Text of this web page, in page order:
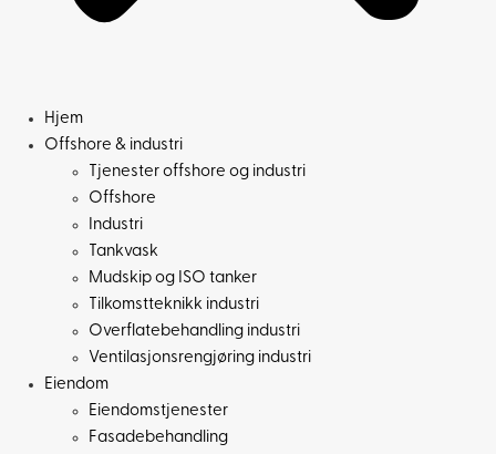
Hjem
Offshore & industri
Tjenester offshore og industri
Offshore
Industri
Tankvask
Mudskip og ISO tanker
Tilkomstteknikk industri
Overflatebehandling industri
Ventilasjonsrengjøring industri
Eiendom
Eiendomstjenester
Fasadebehandling